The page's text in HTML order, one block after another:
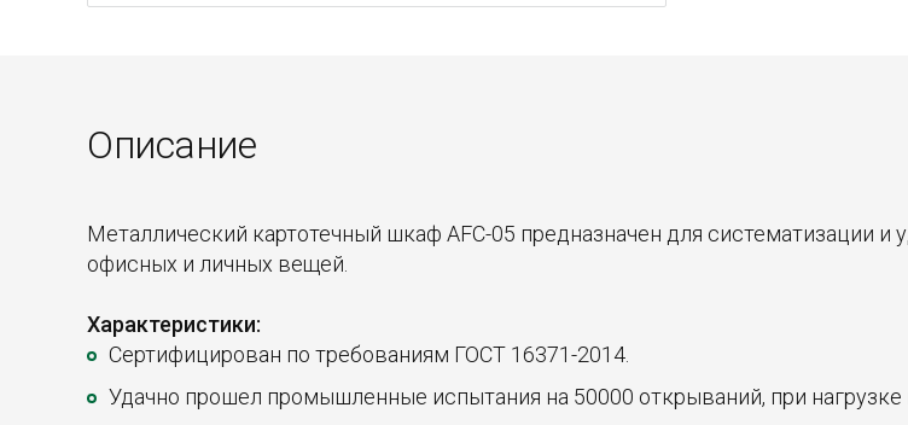
Описание
Металлический картотечный шкаф AFC-05 предназначен для систематизации и
офисных и личных вещей.
Характеристики:
Сертифицирован по требованиям ГОСТ 16371-2014.
Удачно прошел промышленные испытания на 50000 открываний, при нагрузке